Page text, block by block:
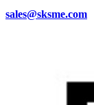
sales@sksme.com